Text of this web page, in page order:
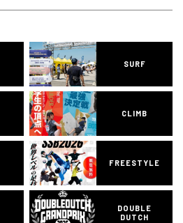
SURF
CLIMB
FREESTYLE
DOUBLE
DUTCH